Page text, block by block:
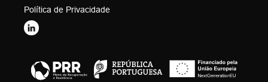
Política de Privacidade